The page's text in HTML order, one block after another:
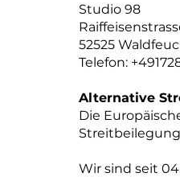
Studio 98
52525
Telefon:
Alternative
Die
Wir sind seit